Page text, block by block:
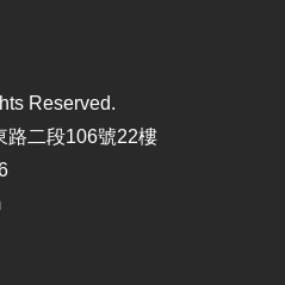
Reserved.
路二段106號22樓